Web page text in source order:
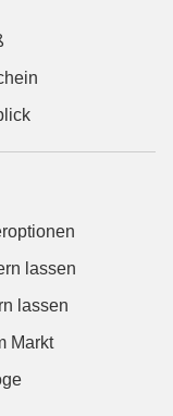
lassen
lassen
Markt